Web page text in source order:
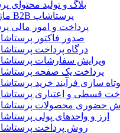
بلاگ و تولید محتوای
ماژول های B2B پرستاشاپ
پرداخت و امور مالی
صدور فاکتور
درگاه پرداخت
ویرایش سفارشات
پرداخت یک صفحه
سازی فرآیند خرید
قسطی و اعتباری
حضوری محصولات
ارز و واحدهای پولی
روش پرداخت